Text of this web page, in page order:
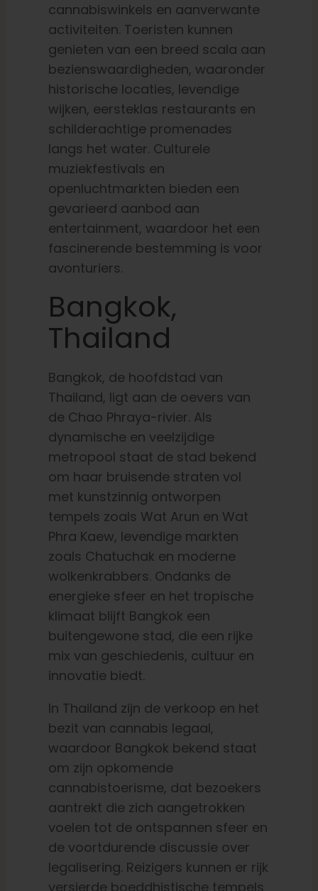
cannabiswinkels en aanverwante
activiteiten. Toeristen kunnen
genieten van een breed scala aan
bezienswaardigheden, waaronder
historische locaties, levendige
wijken, eersteklas restaurants en
schilderachtige promenades
langs het water. Culturele
muziekfestivals en
openluchtmarkten bieden een
gevarieerd aanbod aan
entertainment, waardoor het een
fascinerende bestemming is voor
avonturiers.
Bangkok,
Thailand
Bangkok, de hoofdstad van
Thailand, ligt aan de oevers van
de Chao Phraya-rivier. Als
dynamische en veelzijdige
metropool staat de stad bekend
om haar bruisende straten vol
met kunstzinnig ontworpen
tempels zoals Wat Arun en Wat
Phra Kaew, levendige markten
zoals Chatuchak en moderne
wolkenkrabbers. Ondanks de
energieke sfeer en het tropische
klimaat blijft Bangkok een
buitengewone stad, die een rijke
mix van geschiedenis, cultuur en
innovatie biedt.
In Thailand zijn de verkoop en het
bezit van cannabis legaal,
waardoor Bangkok bekend staat
om zijn opkomende
cannabistoerisme, dat bezoekers
aantrekt die zich aangetrokken
voelen tot de ontspannen sfeer en
de voortdurende discussie over
legalisering. Reizigers kunnen er rijk
versierde boeddhistische tempels